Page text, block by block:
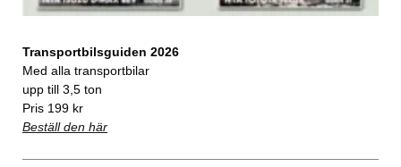
Transportbilsguiden 2026
Med alla transportbilar
upp till 3,5 ton
Pris 199 kr
Beställ den här